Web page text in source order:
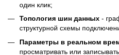
один клик;
Топология шин данных -
структурной схемы
Параметры в реальном
просматривать или